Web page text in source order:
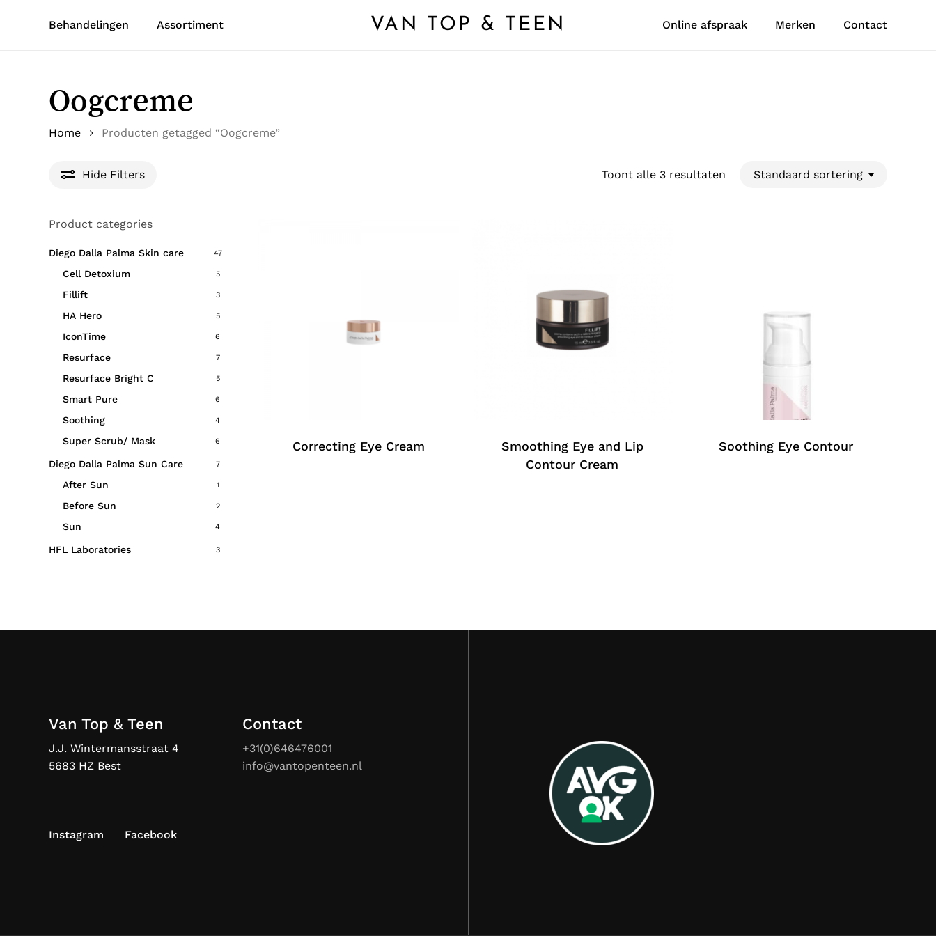
VAN TOP & TEEN
Behandelingen Assortiment Online afspraak Merken Contact
Oogcreme
Home Producten getagged “Oogcreme”
Hide Filters Toont alle 3 resultaten Standaard sortering
Product categories
Diego Dalla Palma Skin care 47
Cell Detoxium 5
Fillift 3
HA Hero 5
IconTime 6
Resurface 7
Resurface Bright C 5
Smart Pure 6
Soothing 4
Super Scrub/ Mask 6
Diego Dalla Palma Sun Care 7
After Sun 1
Before Sun 2
Sun 4
HFL Laboratories 3
Correcting Eye Cream
Smoothing Eye and Lip
Contour Cream
Soothing Eye Contour
Van Top & Teen
J.J. Wintermansstraat 4
5683 HZ Best
Contact
+31(0)646476001
info@vantopenteen.nl
Instagram Facebook